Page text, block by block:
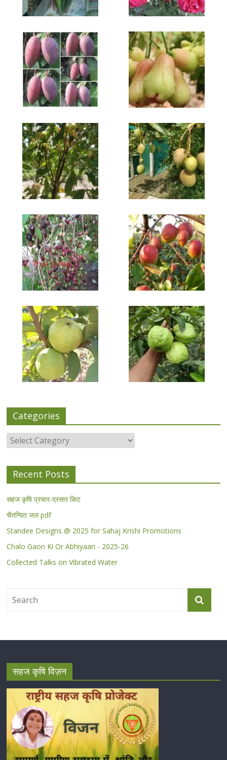
Categories
Categories
Recent Posts
सहज कृषि प्रचार-प्रसार किट
चैतन्यित जल pdf
Standee Designs @ 2025 for Sahaj Krishi Promotions
Chalo Gaon Ki Or Abhiyaan - 2025-26
Collected Talks on Vibrated Water
सहज कृषि विज़न